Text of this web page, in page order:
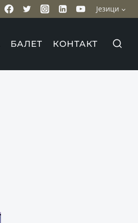
Језици
БАЛЕТ КОНТАКТ